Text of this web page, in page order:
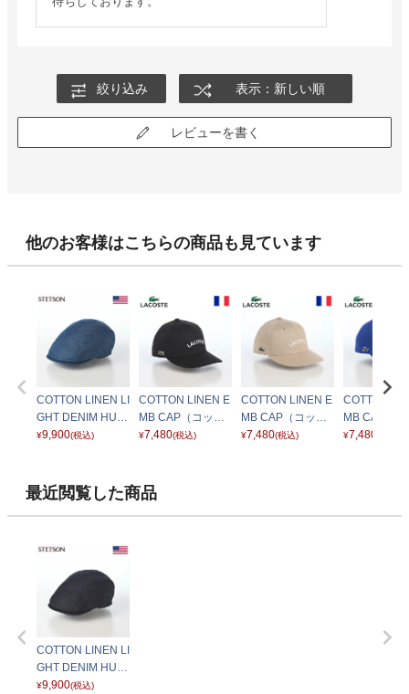
絞り込み 表示：新しい順
レビューを書く
他のお客様はこちらの商品も見ています
COTTON LINEN LI
GHT DENIM HUN
TING（コットン
E812 ブルー
¥9,900(税込)
COTTON LINEN E
MB CAP（コット
ンリネン エンブロ
ク
¥7,480(税込)
COTTON LINEN E
MB CAP（コット
ンリネン エンブロ
¥7,480(税込)
COTTON
MB CAP（
ンリネン エ
¥7,480
最近閲覧した商品
COTTON LINEN LI
GHT DENIM HUN
TING（コットン
¥9,900(税込)